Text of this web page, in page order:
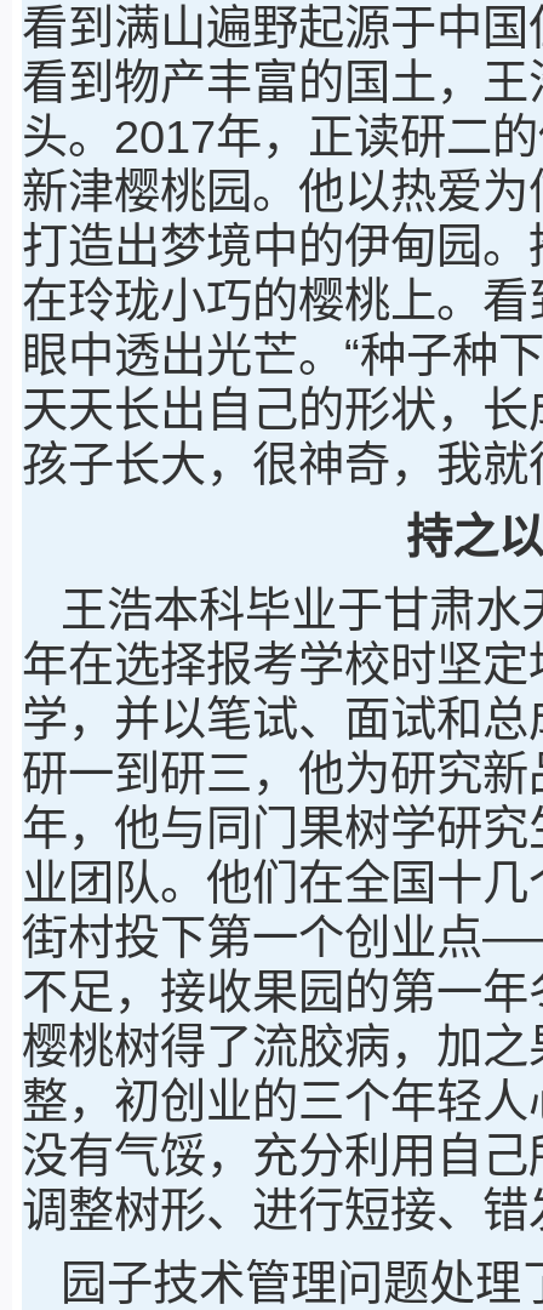
看到满山遍野起源于中
看到物产丰富的国土，
头。2017年，正读研二
新津樱桃园。他以热爱
打造出梦境中的伊甸园
在玲珑小巧的樱桃上。
眼中透出光芒。“种子种
天天长出自己的形状，
孩子长大，很神奇，我就
持之
王浩本科毕业于甘肃
年在选择报考学校时坚
学，并以笔试、面试和
研一到研三，他为研究
年，他与同门果树学研
业团队。他们在全国十
街村投下第一个创业点
不足，接收果园的第一
樱桃树得了流胶病，加
整，初创业的三个年轻
没有气馁，充分利用自己
调整树形、进行短接、
园子技术管理问题处